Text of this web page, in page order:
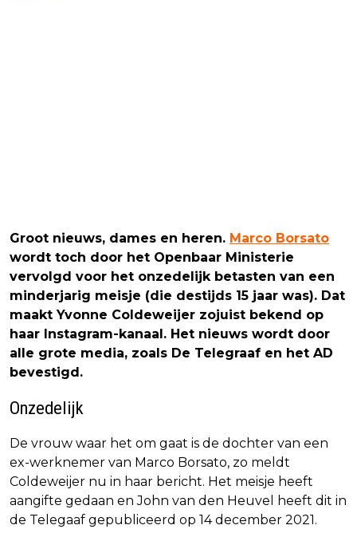
Groot nieuws, dames en heren. Marco Borsato
wordt toch door het Openbaar Ministerie
vervolgd voor het onzedelijk betasten van een
minderjarig meisje (die destijds 15 jaar was). Dat
maakt Yvonne Coldeweijer zojuist bekend op
haar Instagram-kanaal. Het nieuws wordt door
alle grote media, zoals De Telegraaf en het AD
bevestigd.
Onzedelijk
De vrouw waar het om gaat is de dochter van een
ex-werknemer van Marco Borsato, zo meldt
Coldeweijer nu in haar bericht. Het meisje heeft
aangifte gedaan en John van den Heuvel heeft dit in
de Telegaaf gepubliceerd op 14 december 2021.